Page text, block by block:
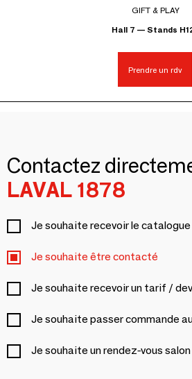
GIFT & PLAY
Hall 7 — Stands
Prendre un rdv
Contactez
LAVAL 1878
Je souhaite recevoir le catalogue
Je souhaite être contacté
Je souhaite recevoir un tarif /
Je souhaite passer commande
Je souhaite un rendez-vous